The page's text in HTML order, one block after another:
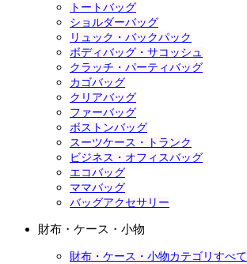
トートバッグ
ショルダーバッグ
リュック・バックパック
ボディバッグ・サコッシュ
クラッチ・パーティバッグ
カゴバッグ
クリアバッグ
ファーバッグ
ボストンバッグ
スーツケース・トランク
ビジネス・オフィスバッグ
エコバッグ
ママバッグ
バッグアクセサリー
財布・ケース・小物
財布・ケース・小物カテゴリすべて